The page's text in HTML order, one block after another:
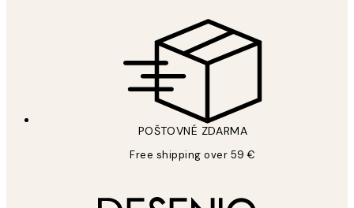
POŠTOVNÉ ZDARMA
Free shipping over 59 €